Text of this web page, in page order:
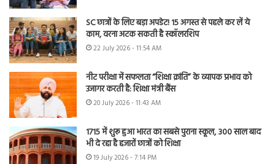
SC छात्रों के लिए बड़ा अपडेट! 15 अगस्त से पहले कर लें ये
काम, वरना अटक सकती है स्कॉलरशिप
22 July 2026 - 11:54 AM
नीट परीक्षा में सफलता “शिक्षा क्रांति” के व्यापक प्रभाव को
उजागर करती है: शिक्षा मंत्री बैंस
20 July 2026 - 11:43 AM
1715 में शुरू हुआ भारत का सबसे पुराना स्कूल, 300 साल बाद
भी दे रहा है हजारों छात्रों को शिक्षा
19 July 2026 - 7:14 PM